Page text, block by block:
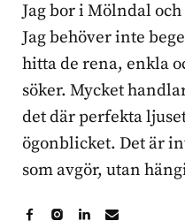
Jag bor i Mölndal
Jag behöver inte
hitta de rena, enkla
söker. Mycket
det där perfekta
ögonblicket. Det är
som avgör, utan